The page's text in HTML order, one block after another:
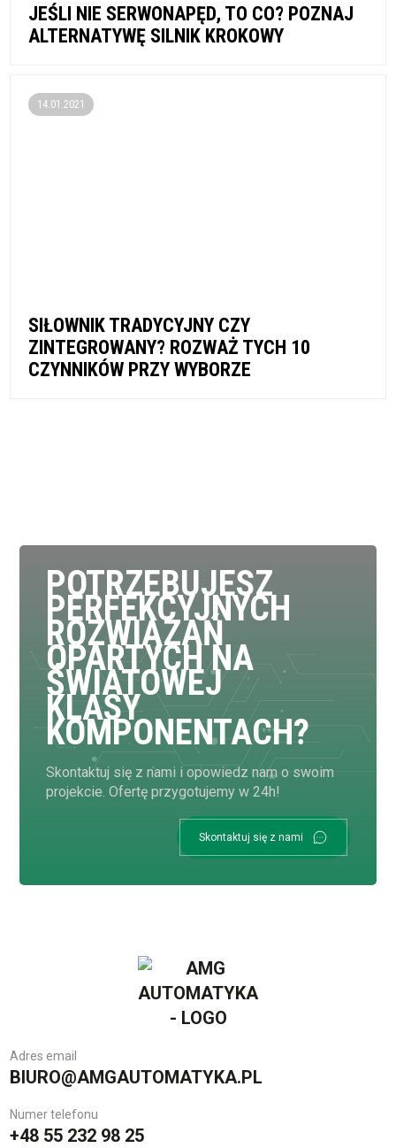
JEŚLI NIE SERWONAPĘD, TO CO? POZNAJ
ALTERNATYWĘ SILNIK KROKOWY
14.01.2021
SIŁOWNIK TRADYCYJNY CZY
ZINTEGROWANY? ROZWAŻ TYCH 10
CZYNNIKÓW PRZY WYBORZE
POTRZEBUJESZ
PERFEKCYJNYCH
ROZWIĄZAŃ
OPARTYCH NA
ŚWIATOWEJ
KLASY
KOMPONENTACH?
Skontaktuj się z nami i opowiedz nam o swoim
projekcie. Ofertę przygotujemy w 24h!
Skontaktuj się z nami
Adres email
BIURO@AMGAUTOMATYKA.PL
Numer telefonu
+48 55 232 98 25